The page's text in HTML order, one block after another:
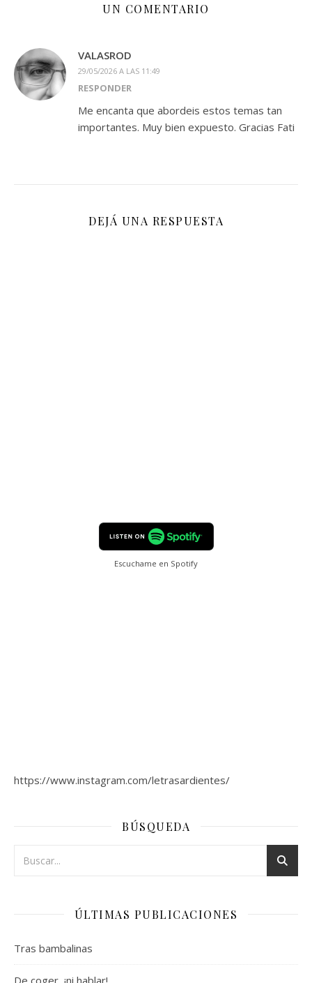
UN COMENTARIO
VALASROD
29/05/2026 A LAS 11:49
RESPONDER
Me encanta que abordeis estos temas tan
importantes. Muy bien expuesto. Gracias Fati
DEJÁ UNA RESPUESTA
Escuchame en Spotify
https://www.instagram.com/letrasardientes/
BÚSQUEDA
ÚLTIMAS PUBLICACIONES
Tras bambalinas
De coger, ¡ni hablar!